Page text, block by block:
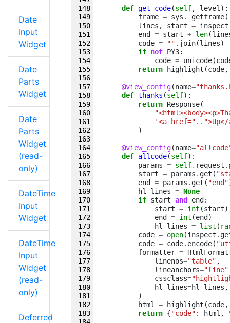
Date
Input
Widget
Date
Parts
Widget
Date
Parts
Widget
(read-
only)
DateTime
Input
Widget
DateTime
Input
Widget
(read-
only)
Deferred
def get_code(self, level ):
frame = sys . _getframe(
lines , start = inspect
end
= start + len(
code = "" . join(lines)
if not PY3:
code = unicode(
return
highlight (code,
@view_config(name=
def thanks (self):
return Response(
'<a href="..">Up</
)
@view_config(name=
def allcode(self):
params = self. request .
start = params . get (
end
= params . get ( "end"
hl_lines = None
if start and end :
start = int (start)
end
= int (end )
hl_lines = list (
code = open(inspect .
code = code. encode(
formatter =
linenos="table" ,
lineanchors="line"
cssclass=
hl_lines=hl_lines ,
)
html
= highlight (code,
return {"code" : html ,